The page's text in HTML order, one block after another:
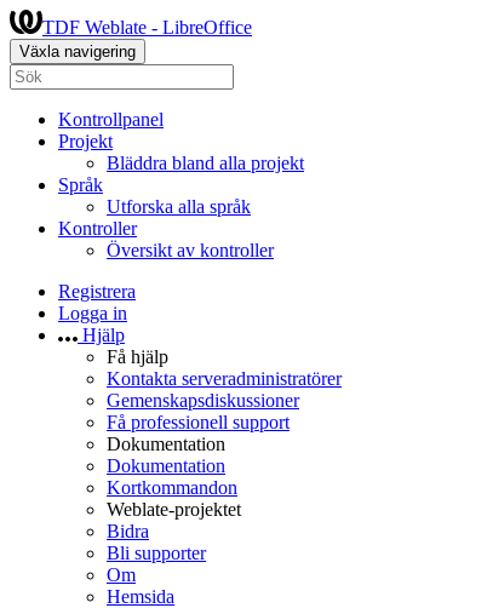
TDF Weblate - LibreOffice
Växla navigering
Kontrollpanel
Projekt
Bläddra bland alla projekt
Språk
Utforska alla språk
Kontroller
Översikt av kontroller
Registrera
Logga in
Hjälp
Få hjälp
Kontakta serveradministratörer
Gemenskapsdiskussioner
Få professionell support
Dokumentation
Dokumentation
Kortkommandon
Weblate-projektet
Bidra
Bli supporter
Om
Hemsida